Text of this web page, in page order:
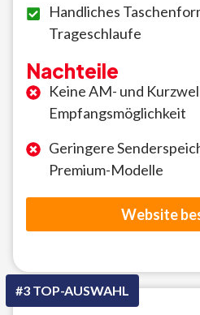
Handliches
Trageschlaufe
Nachteile
Keine AM- und
Empfangsmöglichkeit
Geringere
Premium-Modelle
Website
#3 TOP-AUSWAHL